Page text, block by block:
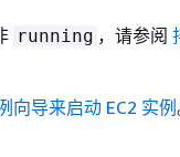
running ，请参阅
向导来启动 EC2 实例